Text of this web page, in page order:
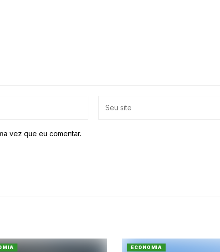
vez que eu comentar.
ECONOMIA